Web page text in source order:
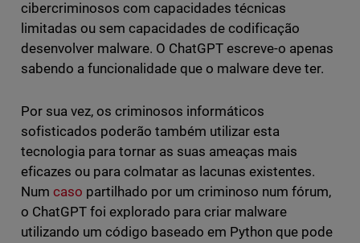
cibercriminosos com capacidades técnicas
limitadas ou sem capacidades de codificação
desenvolver malware. O ChatGPT escreve-o apenas
sabendo a funcionalidade que o malware deve ter.
Por sua vez, os criminosos informáticos
sofisticados poderão também utilizar esta
tecnologia para tornar as suas ameaças mais
eficazes ou para colmatar as lacunas existentes.
Num caso partilhado por um criminoso num fórum,
o ChatGPT foi explorado para criar malware
utilizando um código baseado em Python que pode